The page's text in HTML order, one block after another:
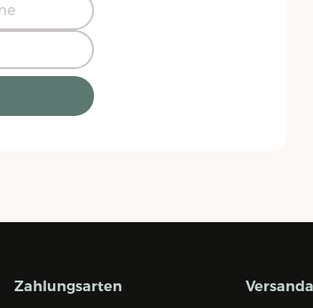
Zahlungsarten